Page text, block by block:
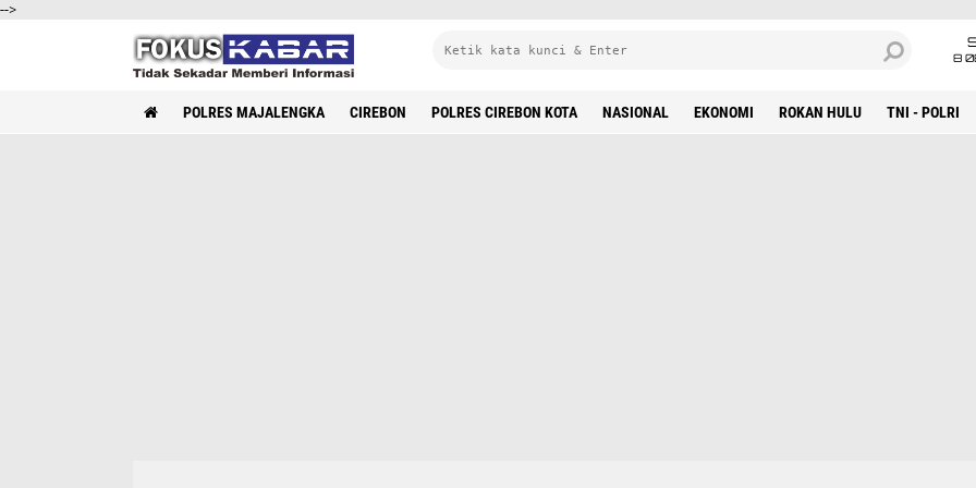
-->
8
POLRES MAJALENGKA CIREBON POLRES CIREBON KOTA NASIONAL EKONOMI ROKAN HULU TNI - POLRI